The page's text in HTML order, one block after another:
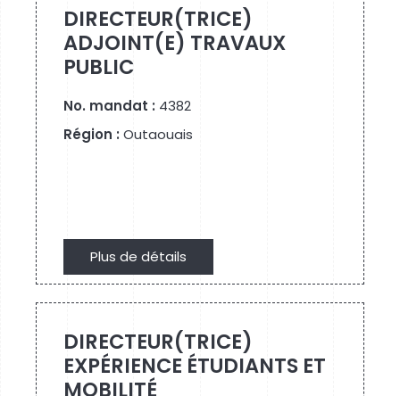
DIRECTEUR(TRICE)
ADJOINT(E) TRAVAUX
PUBLIC
No. mandat : 4382
Région : Outaouais
Plus de détails
DIRECTEUR(TRICE)
EXPÉRIENCE ÉTUDIANTS ET
MOBILITÉ